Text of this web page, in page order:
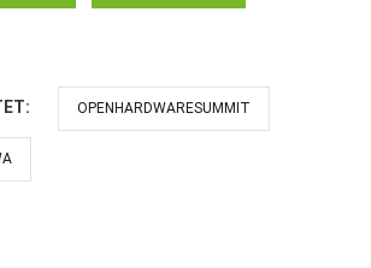
OPENHARDWARESUMMIT